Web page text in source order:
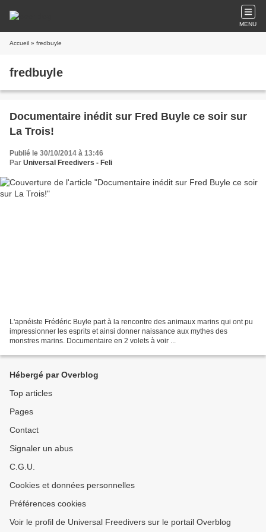
MENU
Accueil » fredbuyle
fredbuyle
Documentaire inédit sur Fred Buyle ce soir sur
La Trois!
Publié le 30/10/2014 à 13:46
Par Universal Freedivers - Feli
L'apnéiste Frédéric Buyle part à la rencontre des animaux marins qui ont pu
impressionner les esprits et ainsi donner naissance aux mythes des
monstres marins. Documentaire en 2 volets à voir ...
Hébergé par Overblog
Top articles
Pages
Contact
Signaler un abus
C.G.U.
Cookies et données personnelles
Préférences cookies
Voir le profil de Universal Freedivers sur le portail Overblog